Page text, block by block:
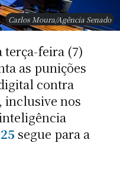
Carlos Moura/Agência Senado
terça-feira (7)
as punições
contra
inclusive nos
segue para a